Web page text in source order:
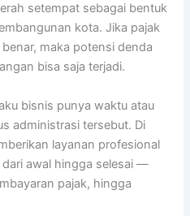
setempat sebagai bentuk
kota. Jika pajak
maka potensi denda
bisa saja terjadi.
bisnis punya waktu atau
administrasi tersebut. Di
layanan profesional
awal hingga selesai —
pajak, hingga